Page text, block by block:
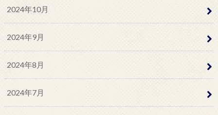
2024年10月
2024年9月
2024年8月
2024年7月